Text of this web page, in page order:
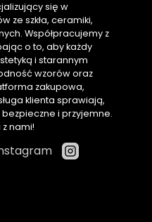
się w
ze szkła, ceramiki,
Współpracujemy z
o to, aby każdy
i starannym
wzorów oraz
zakupowa,
klienta sprawiają,
bezpieczne i przyjemne.
nami!